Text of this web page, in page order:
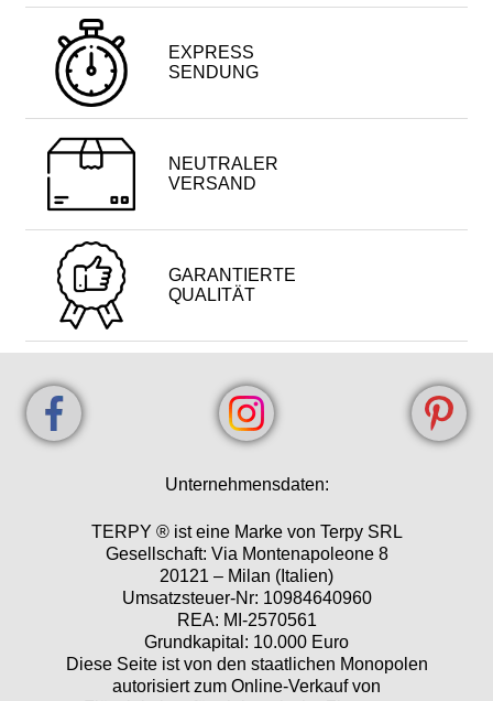
EXPRESS
SENDUNG
NEUTRALER
VERSAND
GARANTIERTE
QUALITÄT
Unternehmensdaten:
TERPY ® ist eine Marke von Terpy SRL
Gesellschaft: Via Montenapoleone 8
20121 – Milan (Italien)
Umsatzsteuer-Nr: 10984640960
REA: MI-2570561
Grundkapital: 10.000 Euro
Diese Seite ist von den staatlichen Monopolen
autorisiert zum Online-Verkauf von